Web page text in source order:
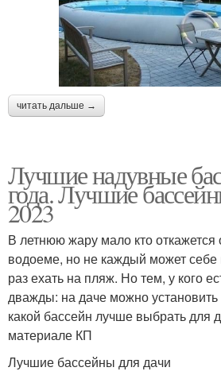
читать дальше →
Лучшие надувные
года. Лучшие
2023
В летнюю жару мало кто откажется
водоеме, но не каждый может себе
раз ехать на пляж. Но тем, у кого
дважды: на даче можно
какой бассейн лучше выбрать для
материале КП
Лучшие бассейны для дачи